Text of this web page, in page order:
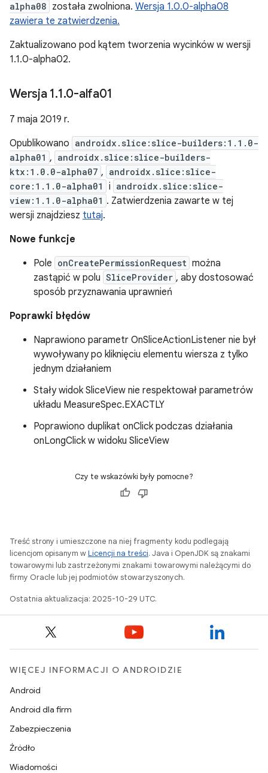
alpha08 została zwolniona. Wersja 1.0.0-alpha08
zawiera te zatwierdzenia.
Zaktualizowano pod kątem tworzenia wycinków w wersji
1.1.0-alpha02.
Wersja 1.1.0-alfa01
7 maja 2019 r.
Opublikowano androidx.slice:slice-builders:1.1.0-
alpha01 , androidx.slice:slice-builders-
ktx:1.0.0-alpha07 , androidx.slice:slice-
core:1.1.0-alpha01
i androidx.slice:slice-
view:1.1.0-alpha01 . Zatwierdzenia zawarte w tej
wersji znajdziesz tutaj.
Nowe funkcje
Pole onCreatePermissionRequest można
zastąpić w polu SliceProvider , aby dostosować
sposób przyznawania uprawnień
Poprawki błędów
Naprawiono parametr OnSliceActionListener nie był
wywoływany po kliknięciu elementu wiersza z tylko
jednym działaniem
Stały widok SliceView nie respektował parametrów
układu MeasureSpec.EXACTLY
Poprawiono duplikat onClick podczas działania
onLongClick w widoku SliceView
Czy te wskazówki były pomocne?
Treść strony i umieszczone na niej fragmenty kodu podlegają
licencjom opisanym wLicencji na treści. Java i OpenJDK są znakami
towarowymi lub zastrzeżonymi znakami towarowymi należącymi do
firmy Oracle lub jej podmiotów stowarzyszonych.
Ostatnia aktualizacja: 2025-10-29 UTC.
WIĘCEJ INFORMACJI O ANDROIDZIE
Android
Android dla firm
Zabezpieczenia
Źródło
Wiadomości